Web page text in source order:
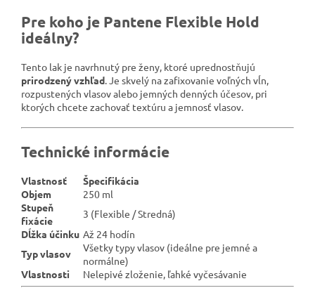
Pre koho je Pantene Flexible Hold
ideálny?
Tento lak je navrhnutý pre ženy, ktoré uprednostňujú
prirodzený vzhľad. Je skvelý na zafixovanie voľných vĺn,
rozpustených vlasov alebo jemných denných účesov, pri
ktorých chcete zachovať textúru a jemnosť vlasov.
Technické informácie
Vlastnosť
Špecifikácia
Objem
250 ml
Stupeň
fixácie
3 (Flexible / Stredná)
Dĺžka účinku Až 24 hodín
Typ vlasov
Všetky typy vlasov (ideálne pre jemné a
normálne)
Vlastnosti
Nelepivé zloženie, ľahké vyčesávanie